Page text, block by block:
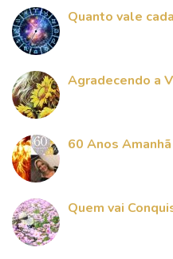
Quanto vale
Agradecendo a
60 Anos Amanhã
Quem vai